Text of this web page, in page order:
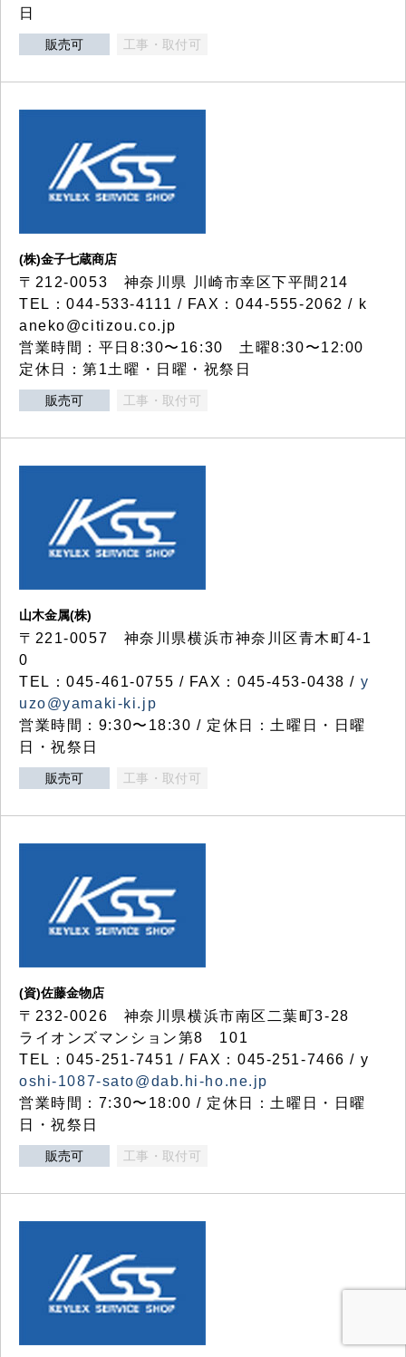
日
販売可 工事・取付可
(株)金子七蔵商店
〒212-0053 神奈川県 川崎市幸区下平間214
TEL：044-533-4111 / FAX：044-555-2062 / k
aneko@citizou.co.jp
営業時間：平日8:30〜16:30 土曜8:30〜12:00
定休日：第1土曜・日曜・祝祭日
販売可 工事・取付可
山木金属(株)
〒221-0057 神奈川県横浜市神奈川区青木町4-1
0
TEL：045-461-0755 / FAX：045-453-0438 / y
uzo@yamaki-ki.jp
営業時間：9:30〜18:30 / 定休日：土曜日・日曜
日・祝祭日
販売可 工事・取付可
(資)佐藤金物店
〒232-0026 神奈川県横浜市南区二葉町3-28
ライオンズマンション第8 101
TEL：045-251-7451 / FAX：045-251-7466 / y
oshi-1087-sato@dab.hi-ho.ne.jp
営業時間：7:30〜18:00 / 定休日：土曜日・日曜
日・祝祭日
販売可 工事・取付可